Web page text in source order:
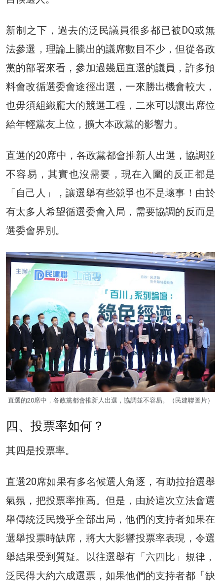
新制之下，過去的泛民議員很多都已被DQ或無
法參選，理論上騰出的議席數目不少，但從各政
黨的部署來看，參加過幾屆直選的議員，許多預
料會改循選委會途徑出選，一來勝出機會較大，
也毋須組織龐大的競選工程，二來可以讓出席位
給年輕黨友上位，擴大本政黨的影響力。
直選的20席中，各政黨都會推新人出選，協調並
不容易，其實也沒需要，現在入圍的反正都是
「自己人」，讓選舉有些競爭也不是壞事！由於
有太多人希望循選委會入局，需要協調的反而是
選委會界別。
直選的20席中，各政黨都會推新人出選，協調並不容易。（民建聯圖片）
四、投票率如何？
其四是投票率。
直選20席如果有多名候選人角逐，有助拉抬選舉
氣氛，把投票率推高。但是，由於這次立法會選
舉傳統泛民幾乎全部出局，他們的支持者如果在
選舉投票時缺席，將大大影響投票率表現，令選
舉結果受到質疑。以往選舉有「六四比」規律，
泛民得大約六成選票，如果他們的支持者都「缺